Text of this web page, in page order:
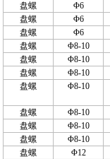
盘螺
Φ6
盘螺
Φ6
盘螺
Φ6
盘螺
Φ8-10
盘螺
Φ8-10
盘螺
Φ8-10
盘螺
Φ8-10
盘螺 Φ8-10
盘螺
Φ8-10
盘螺
Φ8-10
盘螺
Φ12